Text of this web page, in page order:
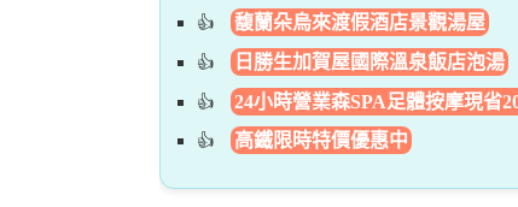
馥蘭朵烏來渡假酒店景觀湯屋
日勝生加賀屋國際溫泉飯店泡湯
24小時營業森SPA足體按摩現省
高鐵限時特價優惠中